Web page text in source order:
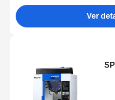
Ver